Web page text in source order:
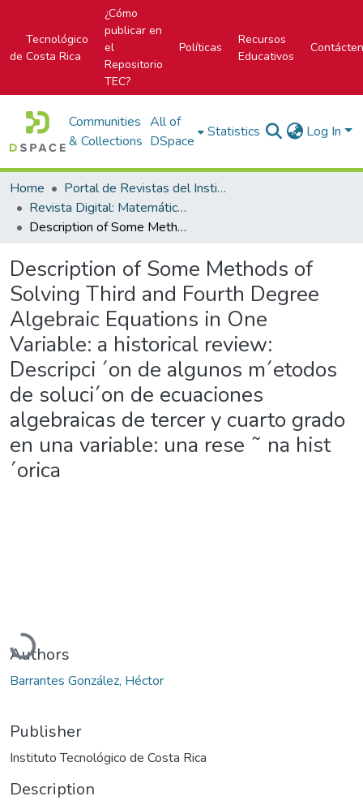
Tecnológico
de Costa Rica
¿Cómo
publicar en
el
Repositorio
TEC?
Políticas
Recursos
Educativos
Communities
& Collections
All of
DSpace
Statistics Log In
Home
Portal de Revistas del Instituto Tecnológico de Costa Rica
Revista Digital: Matemática, Educación e Internet
Description of Some Methods of Solving Third and Fourth Degree Algebraic Equations in One Variable: a historical review: Descripci ´on de algunos m´etodos de soluci´on de ecuaciones algebraicas de tercer y cuarto grado en una variable: una rese ˜ na hist ´orica
Description of Some Methods of
Solving Third and Fourth Degree
Algebraic Equations in One
Variable: a historical review:
Descripci ´on de algunos m´etodos
de soluci´on de ecuaciones
algebraicas de tercer y cuarto grado
en una variable: una rese ˜ na hist
´orica
Loading...
Authors
Barrantes González, Héctor
Publisher
Instituto Tecnológico de Costa Rica
Description